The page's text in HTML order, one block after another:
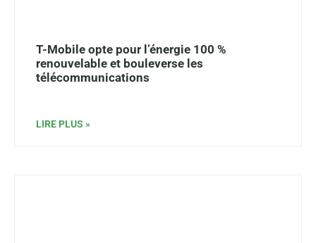
T-Mobile opte pour l’énergie 100 %
renouvelable et bouleverse les
télécommunications
LIRE PLUS »